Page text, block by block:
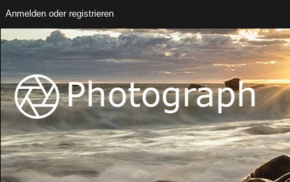
Anmelden oder registrieren